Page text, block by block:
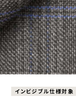
インビジブル仕様対象